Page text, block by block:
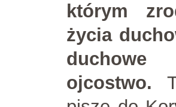
którym
życia
duchowe
ojcostwo.